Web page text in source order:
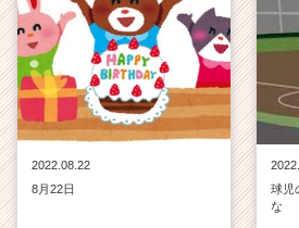
2022.08.22
8月22日
球児
な